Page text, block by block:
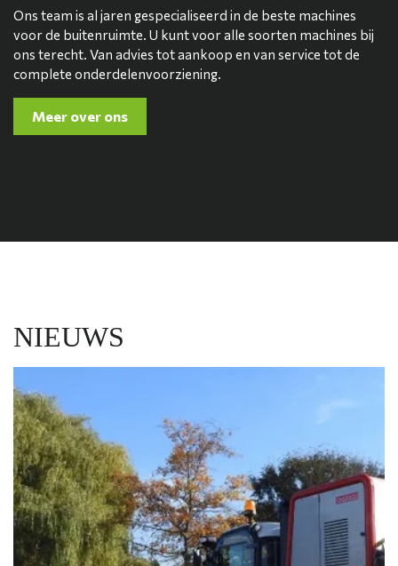
Ons team is al jaren gespecialiseerd in de beste machines
voor de buitenruimte. U kunt voor alle soorten machines bij
ons terecht. Van advies tot aankoop en van service tot de
complete onderdelenvoorziening.
Meer over ons
NIEUWS